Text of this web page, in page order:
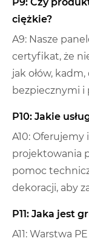
ciężkie?
A9: Nasze
certyfikat, że
jak ołów,
bezpiecznymi i
P10: Jakie
A10:
projektowania
pomoc
dekoracji, aby
P11: Jaka jest
A11: Warstwa